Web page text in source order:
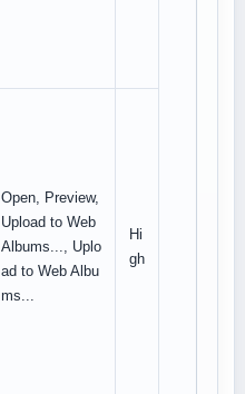
Open, Preview,
Upload to Web
Albums..., Uplo
ad to Web Albu
ms...
Hi
gh